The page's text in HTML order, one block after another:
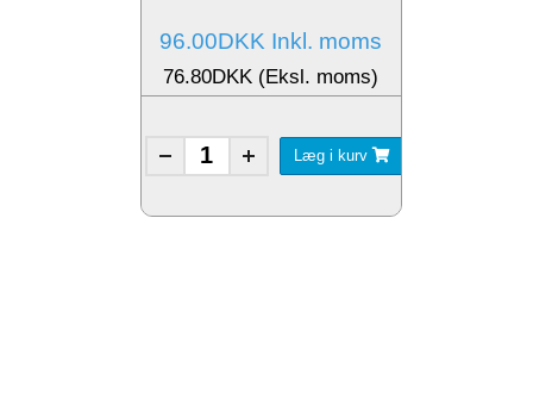
96.00DKK Inkl. moms
76.80DKK (Eksl. moms)
Læg i kurv